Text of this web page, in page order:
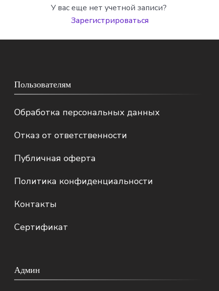
У вас еще нет учетной записи?
Зарегистрироваться
Пользователям
Обработка персональных данных
Отказ от ответственности
Публичная оферта
Политика конфиденциальности
Контакты
Сертификат
Админ